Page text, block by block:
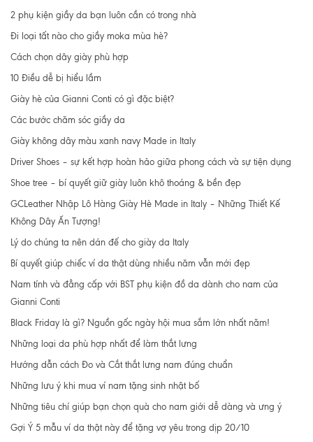
2 phụ kiện giầy da bạn luôn cần có trong nhà
Đi loại tất nào cho giầy moka mùa hè?
Cách chọn dây giày phù hợp
10 Điều dễ bị hiểu lầm
Giày hè của Gianni Conti có gì đặc biệt?
Các bước chăm sóc giầy da
Giày không dây màu xanh navy Made in Italy
Driver Shoes – sự kết hợp hoàn hảo giữa phong cách và sự tiện dụng
Shoe tree – bí quyết giữ giày luôn khô thoáng & bền đẹp
GCLeather Nhập Lô Hàng Giày Hè Made in Italy – Những Thiết Kế
Không Dây Ấn Tượng!
Lý do chúng ta nên dán đế cho giày da Italy
Bí quyết giúp chiếc ví da thật dùng nhiều năm vẫn mới đẹp
Nam tính và đẳng cấp với BST phụ kiện đồ da dành cho nam của
Gianni Conti
Black Friday là gì? Nguồn gốc ngày hội mua sắm lớn nhất năm!
Những loại da phù hợp nhất để làm thắt lưng
Hướng dẫn cách Đo và Cắt thắt lưng nam đúng chuẩn
Những lưu ý khi mua ví nam tặng sinh nhật bố
Những tiêu chí giúp bạn chọn quà cho nam giới dễ dàng và ưng ý
Gợi Ý 5 mẫu ví da thật này để tặng vợ yêu trong dịp 20/10